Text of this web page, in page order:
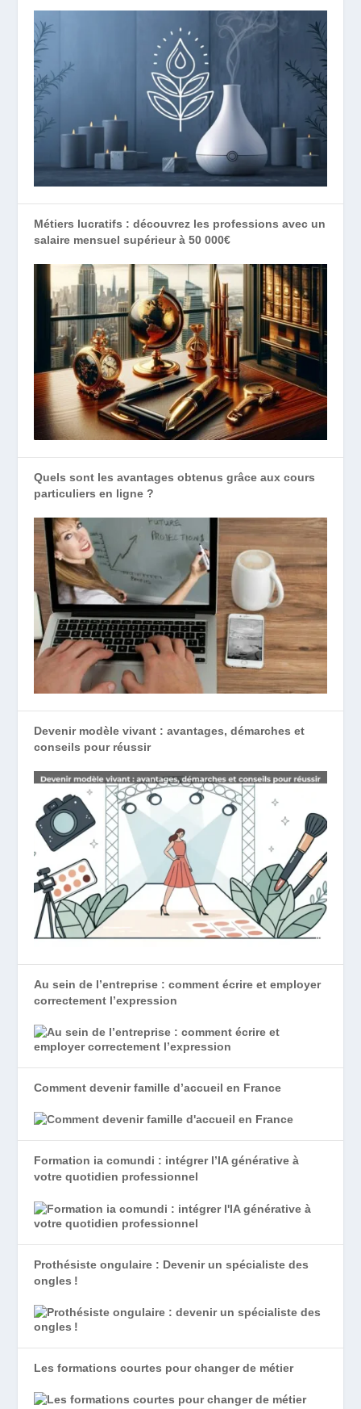
Métiers lucratifs : découvrez les professions avec un
salaire mensuel supérieur à 50 000€
Quels sont les avantages obtenus grâce aux cours
particuliers en ligne ?
Devenir modèle vivant : avantages, démarches et
conseils pour réussir
Au sein de l’entreprise : comment écrire et employer
correctement l’expression
Comment devenir famille d’accueil en France
Formation ia comundi : intégrer l’IA générative à
votre quotidien professionnel
Prothésiste ongulaire : Devenir un spécialiste des
ongles !
Les formations courtes pour changer de métier